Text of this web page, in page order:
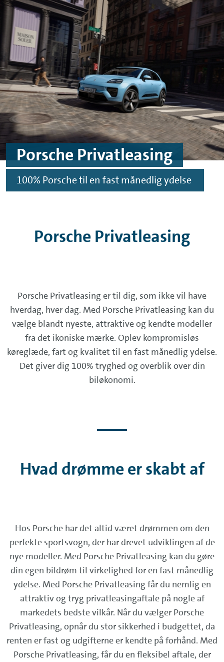
Skip to main content
Skip to footer
Porsche Privatleasing
100% Porsche til en fast månedlig ydelse
Porsche Privatleasing
Porsche Privatleasing er til dig, som ikke vil have
hverdag, hver dag. Med Porsche Privatleasing kan du
vælge blandt nyeste, attraktive og kendte modeller
fra det ikoniske mærke. Oplev kompromisløs
køreglæde, fart og kvalitet til en fast månedlig ydelse.
Det giver dig 100% tryghed og overblik over din
biløkonomi.
Hvad drømme er skabt af
Hos Porsche har det altid været drømmen om den
perfekte sportsvogn, der har drevet udviklingen af de
nye modeller. Med Porsche Privatleasing kan du gøre
din egen bildrøm til virkelighed for en fast månedlig
ydelse. Med Porsche Privatleasing får du nemlig en
attraktiv og tryg privatleasingaftale på nogle af
markedets bedste vilkår. Når du vælger Porsche
Privatleasing, opnår du stor sikkerhed i budgettet, da
renten er fast og udgifterne er kendte på forhånd. Med
Porsche Privatleasing, får du en fleksibel aftale, der